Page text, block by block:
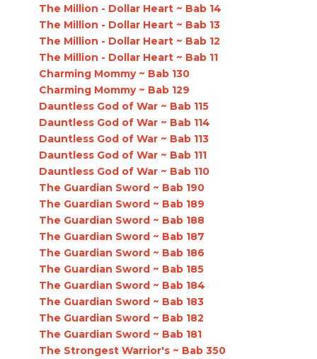
The Million - Dollar Heart ~ Bab 14
The Million - Dollar Heart ~ Bab 13
The Million - Dollar Heart ~ Bab 12
The Million - Dollar Heart ~ Bab 11
Charming Mommy ~ Bab 130
Charming Mommy ~ Bab 129
Dauntless God of War ~ Bab 115
Dauntless God of War ~ Bab 114
Dauntless God of War ~ Bab 113
Dauntless God of War ~ Bab 111
Dauntless God of War ~ Bab 110
The Guardian Sword ~ Bab 190
The Guardian Sword ~ Bab 189
The Guardian Sword ~ Bab 188
The Guardian Sword ~ Bab 187
The Guardian Sword ~ Bab 186
The Guardian Sword ~ Bab 185
The Guardian Sword ~ Bab 184
The Guardian Sword ~ Bab 183
The Guardian Sword ~ Bab 182
The Guardian Sword ~ Bab 181
The Strongest Warrior's ~ Bab 350